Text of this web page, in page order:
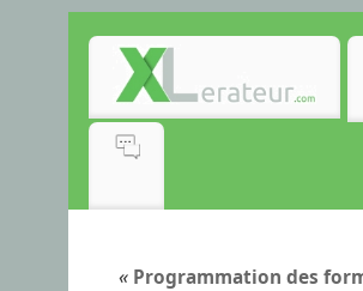
« Programmation des